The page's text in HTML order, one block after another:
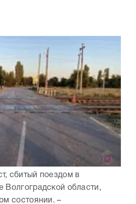
сбитый поездом в
Волгоградской области,
состоянии. –